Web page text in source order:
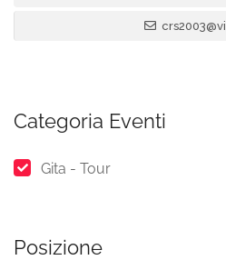
Categoria Eventi
Gita - Tour
Posizione